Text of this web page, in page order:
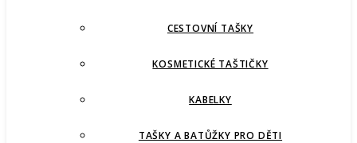
CESTOVNÍ TAŠKY
KOSMETICKÉ TAŠTIČKY
KABELKY
TAŠKY A BATŮŽKY PRO DĚTI